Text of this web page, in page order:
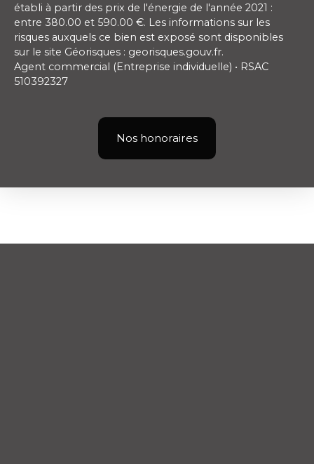
établi à partir des prix de l'énergie de l'année 2021 :
entre 380.00 et 590.00 €. Les informations sur les
risques auxquels ce bien est exposé sont disponibles
sur le site Géorisques : georisques.gouv.fr.
Agent commercial (Entreprise individuelle) • RSAC
510392327
Nos honoraires